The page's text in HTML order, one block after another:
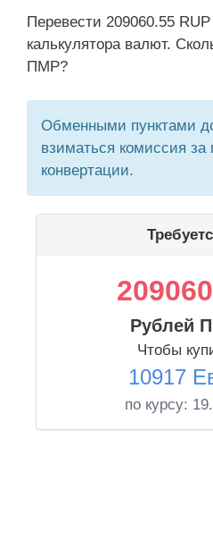
Перевести 209060.55
калькулятора валют.
ПМР?
Обменными пунктами
взиматься комиссия
конвертации.
Рублей
Чтобы
10917
по курсу: